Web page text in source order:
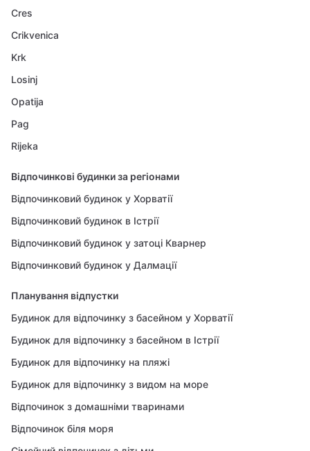
Cres
Crikvenica
Krk
Losinj
Opatija
Pag
Rijeka
Відпочинкові будинки за регіонами
Відпочинковий будинок у Хорватії
Відпочинковий будинок в Істрії
Відпочинковий будинок у затоці Кварнер
Відпочинковий будинок у Далмації
Планування відпустки
Будинок для відпочинку з басейном у Хорватії
Будинок для відпочинку з басейном в Істрії
Будинок для відпочинку на пляжі
Будинок для відпочинку з видом на море
Відпочинок з домашніми тваринами
Відпочинок біля моря